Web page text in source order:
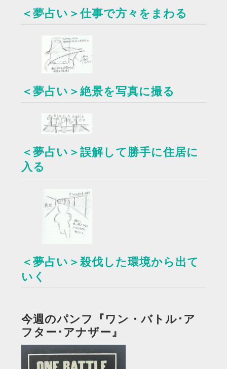
＜夢占い＞仕事で方々をまわる
＜夢占い＞絶景を写真に撮る
＜夢占い＞誤解して勝手に住居に
入る
＜夢占い＞殺伐した環境から出て
いく
今週のパンフ『ワン・バトル･ア
フター･アナザー』